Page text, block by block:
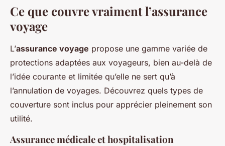
Ce que couvre vraiment l’assurance
voyage
L’assurance voyage propose une gamme variée de
protections adaptées aux voyageurs, bien au-delà de
l’idée courante et limitée qu’elle ne sert qu’à
l’annulation de voyages. Découvrez quels types de
couverture sont inclus pour apprécier pleinement son
utilité.
Assurance médicale et hospitalisation